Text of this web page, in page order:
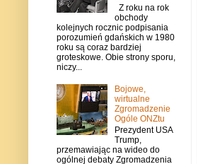
Z roku na rok
obchody
kolejnych rocznic podpisania
porozumień gdańskich w 1980
roku są coraz bardziej
groteskowe. Obie strony sporu,
niczy...
Bojowe,
wirtualne
Zgromadzenie
Ogóle ONZtu
Prezydent USA
Trump,
przemawiając na wideo do
ogólnej debaty Zgromadzenia